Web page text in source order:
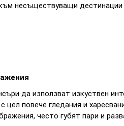
несъществуващи дестинации
да използват изкуствен
повече гледания и
често губят пари и